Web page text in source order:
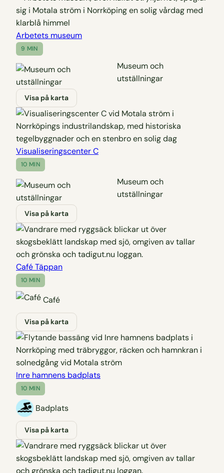
Arbetets museum
9 MIN
Museum och
utställningar
Visa på karta
Visualiseringscenter C
10 MIN
Museum och
utställningar
Visa på karta
Café Täppan
10 MIN
Café
Visa på karta
Inre hamnens badplats
10 MIN
Badplats
Visa på karta